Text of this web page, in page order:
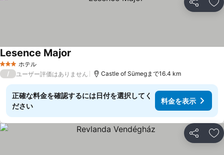
シェア お
3 ホテルのランク
ホテル
Lesence Major
/ ユーザー評価はありません Castle of Sümegまで16.4 km
正確な料金を確認するには日付を選択してく
ださい
料金を表示
シェア お